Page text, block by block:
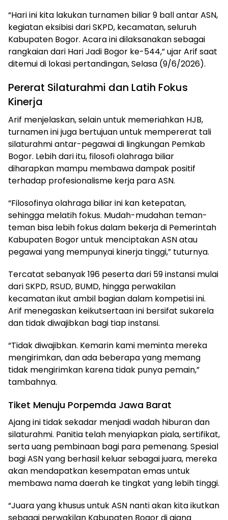
“Hari ini kita lakukan turnamen biliar 9 ball antar ASN,
kegiatan eksibisi dari SKPD, kecamatan, seluruh
Kabupaten Bogor. Acara ini dilaksanakan sebagai
rangkaian dari Hari Jadi Bogor ke-544,” ujar Arif saat
ditemui di lokasi pertandingan, Selasa (9/6/2026).
Pererat Silaturahmi dan Latih Fokus
Kinerja
Arif menjelaskan, selain untuk memeriahkan HJB,
turnamen ini juga bertujuan untuk mempererat tali
silaturahmi antar-pegawai di lingkungan Pemkab
Bogor. Lebih dari itu, filosofi olahraga biliar
diharapkan mampu membawa dampak positif
terhadap profesionalisme kerja para ASN.
“Filosofinya olahraga biliar ini kan ketepatan,
sehingga melatih fokus. Mudah-mudahan teman-
teman bisa lebih fokus dalam bekerja di Pemerintah
Kabupaten Bogor untuk menciptakan ASN atau
pegawai yang mempunyai kinerja tinggi,” tuturnya.
Tercatat sebanyak 196 peserta dari 59 instansi mulai
dari SKPD, RSUD, BUMD, hingga perwakilan
kecamatan ikut ambil bagian dalam kompetisi ini.
Arif menegaskan keikutsertaan ini bersifat sukarela
dan tidak diwajibkan bagi tiap instansi.
“Tidak diwajibkan. Kemarin kami meminta mereka
mengirimkan, dan ada beberapa yang memang
tidak mengirimkan karena tidak punya pemain,”
tambahnya.
Tiket Menuju Porpemda Jawa Barat
Ajang ini tidak sekadar menjadi wadah hiburan dan
silaturahmi. Panitia telah menyiapkan piala, sertifikat,
serta uang pembinaan bagi para pemenang. Spesial
bagi ASN yang berhasil keluar sebagai juara, mereka
akan mendapatkan kesempatan emas untuk
membawa nama daerah ke tingkat yang lebih tinggi.
“Juara yang khusus untuk ASN nanti akan kita ikutkan